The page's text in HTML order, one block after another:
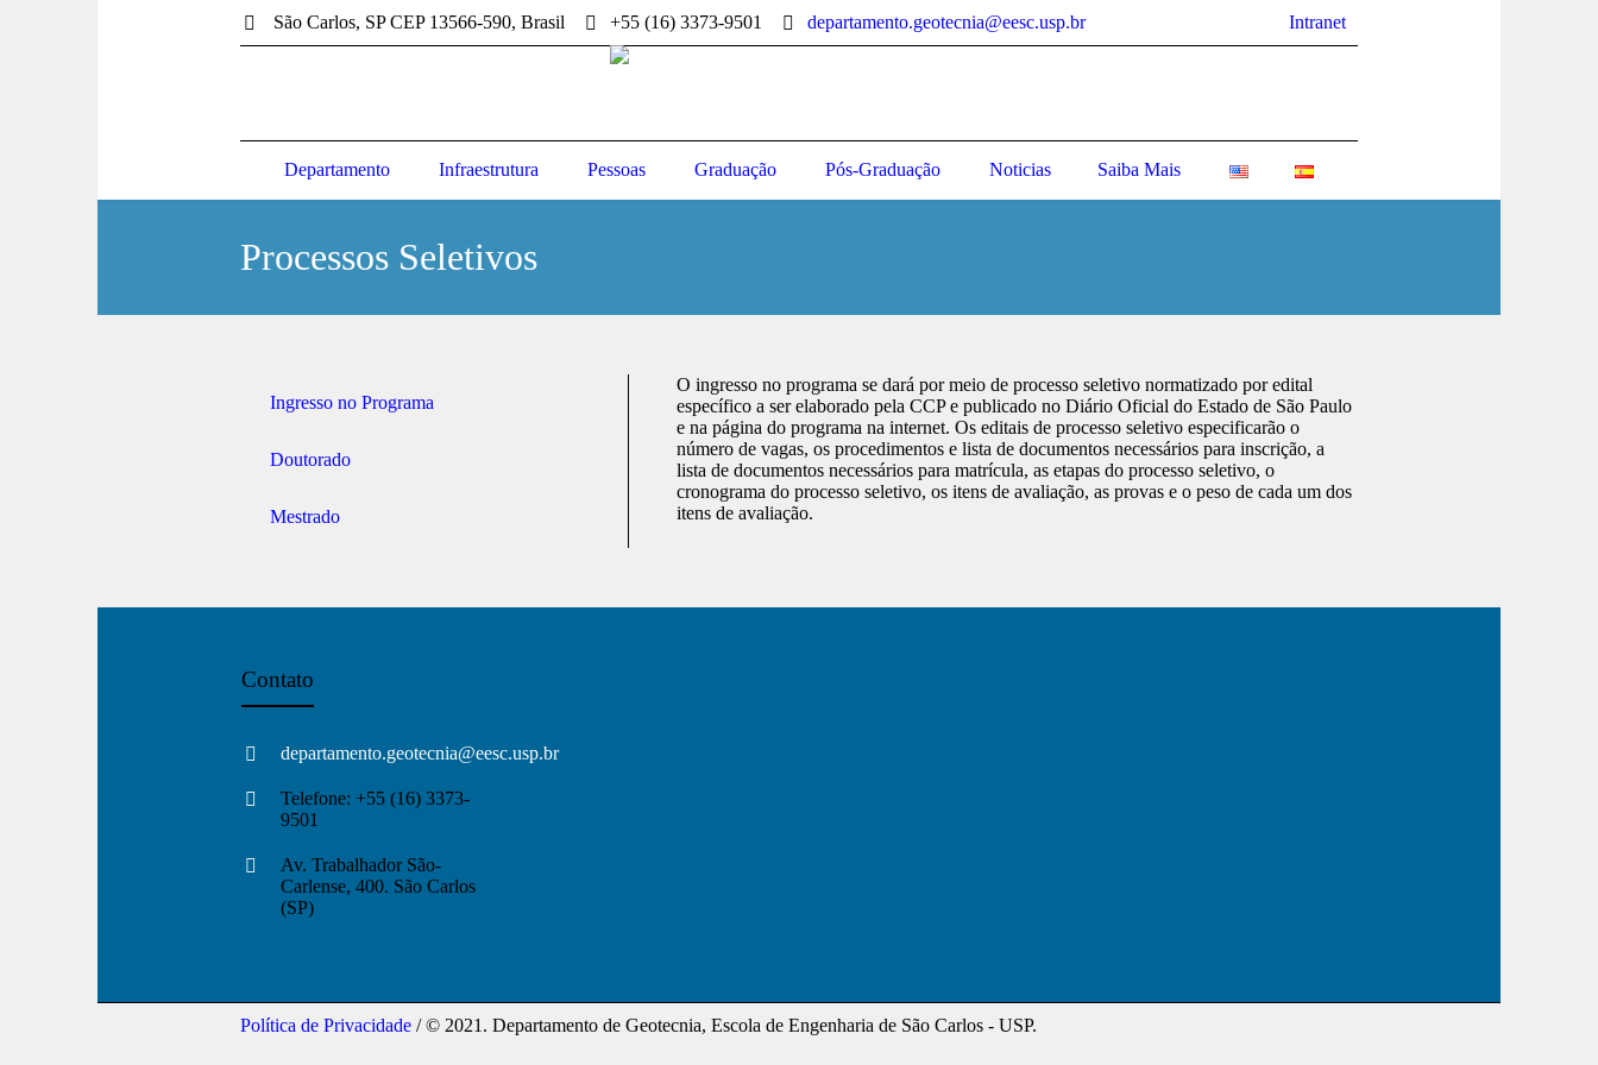
Intranet
São Carlos, SPCEP 13566-590, Brasil +55 (16) 3373-9501 departamento.geotecnia@eesc.usp.br
Departamento Infraestrutura Pessoas Graduação Pós-Graduação Noticias Saiba Mais
Processos Seletivos
Ingresso no Programa
Doutorado
Mestrado
O ingresso no programa se dará por meio de processo seletivo normatizado por edital
específico a ser elaborado pela CCP e publicado no Diário Oficial do Estado de São Paulo
e na página do programa na internet. Os editais de processo seletivo especificarão o
número de vagas, os procedimentos e lista de documentos necessários para inscrição, a
lista de documentos necessários para matrícula, as etapas do processo seletivo, o
cronograma do processo seletivo, os itens de avaliação, as provas e o peso de cada um dos
itens de avaliação.
Contato
departamento.geotecnia@eesc.usp.br
Telefone: +55 (16) 3373-
9501
Av. Trabalhador São-
Carlense, 400. São Carlos
(SP)
Política de Privacidade / © 2021. Departamento de Geotecnia, Escola de Engenharia de São Carlos - USP.